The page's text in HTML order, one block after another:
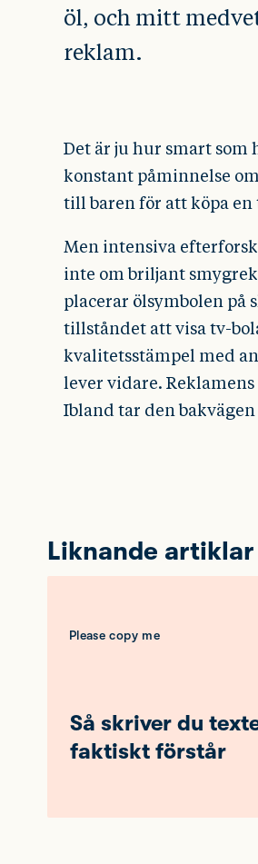
öl, och mitt
reklam.
Det är ju hur smart som
konstant påminnelse
till baren för att köpa
Men intensiva
inte om briljant
placerar ölsymbolen på
tillståndet att visa tv-
kvalitetsstämpel med
lever vidare.
Ibland tar den
Liknande artiklar
Please copy me
Så skriver du
faktiskt förstår